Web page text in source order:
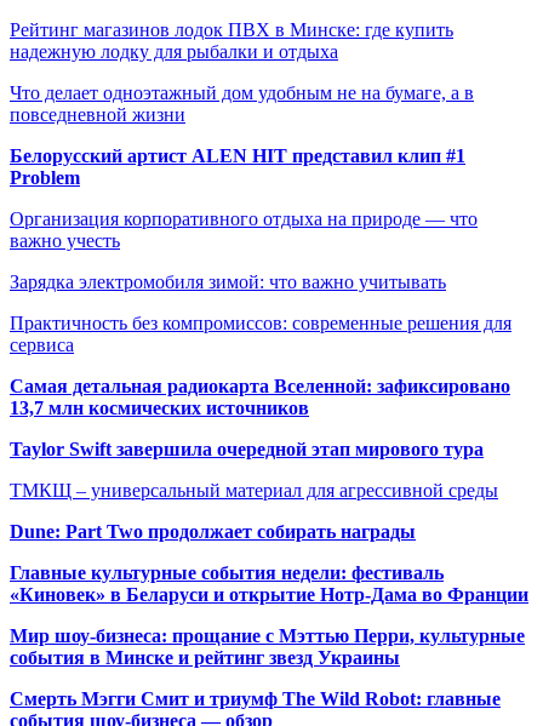
Рейтинг магазинов лодок ПВХ в Минске: где купить
надежную лодку для рыбалки и отдыха
Что делает одноэтажный дом удобным не на бумаге, а в
повседневной жизни
Белорусский артист ALEN HIT представил клип #1
Problem
Организация корпоративного отдыха на природе — что
важно учесть
Зарядка электромобиля зимой: что важно учитывать
Практичность без компромиссов: современные решения для
сервиса
Самая детальная радиокарта Вселенной: зафиксировано
13,7 млн космических источников
Taylor Swift завершила очередной этап мирового тура
ТМКЩ – универсальный материал для агрессивной среды
Dune: Part Two продолжает собирать награды
Главные культурные события недели: фестиваль
«Киновек» в Беларуси и открытие Нотр-Дама во Франции
Мир шоу-бизнеса: прощание с Мэттью Перри, культурные
события в Минске и рейтинг звезд Украины
Смерть Мэгги Смит и триумф The Wild Robot: главные
события шоу-бизнеса — обзор